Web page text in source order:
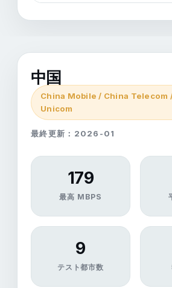
中国
China Mobile / China Telecom
Unicom
最終更新：2026-01
179
最高 MBPS
9
テスト都市数